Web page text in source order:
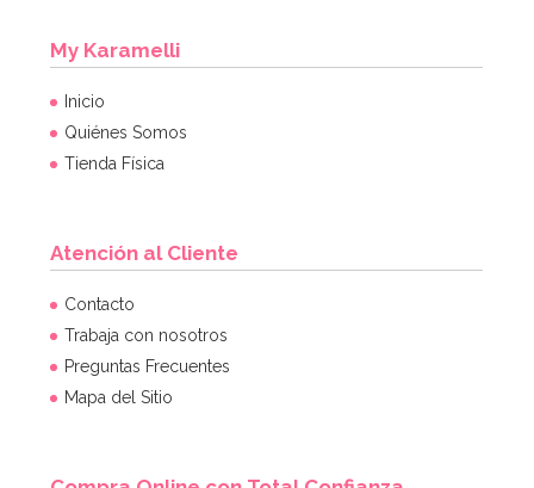
My Karamelli
Inicio
Quiénes Somos
Tienda Física
Atención al Cliente
Contacto
Trabaja con nosotros
Preguntas Frecuentes
Mapa del Sitio